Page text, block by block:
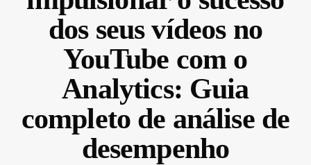
dos seus vídeos no
YouTube com o
Analytics: Guia
completo de análise de
desempenho